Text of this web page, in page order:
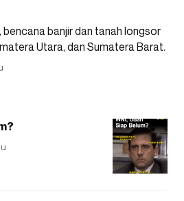
banjir dan tanah longsor
Utara, dan Sumatera Barat.